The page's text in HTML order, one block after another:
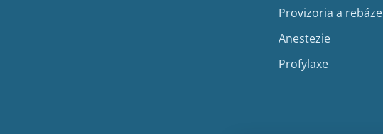
Provizoria a rebáze
Anestezie
Profylaxe